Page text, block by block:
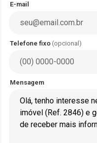
E-mail
Telefone fixo (opcional)
Mensagem